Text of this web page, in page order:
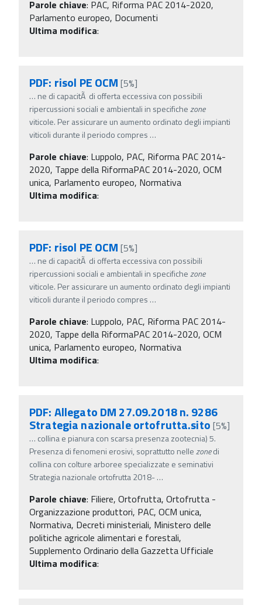
Parole chiave: PAC, Riforma PAC 2014-2020,
Parlamento europeo, Documenti
Ultima modifica:
PDF: risol PE OCM [5%]
… ne di capacitÃ di offerta eccessiva con possibili
ripercussioni sociali e ambientali in specifichezone
viticole. Per assicurare un aumento ordinato degli impianti
viticoli durante il periodo compres …
Parole chiave: Luppolo, PAC, Riforma PAC 2014-
2020, Tappe della RiformaPAC 2014-2020, OCM
unica, Parlamento europeo, Normativa
Ultima modifica:
PDF: risol PE OCM [5%]
… ne di capacitÃ di offerta eccessiva con possibili
ripercussioni sociali e ambientali in specifichezone
viticole. Per assicurare un aumento ordinato degli impianti
viticoli durante il periodo compres …
Parole chiave: Luppolo, PAC, Riforma PAC 2014-
2020, Tappe della RiformaPAC 2014-2020, OCM
unica, Parlamento europeo, Normativa
Ultima modifica:
PDF: Allegato DM 27.09.2018 n. 9286
Strategia nazionale ortofrutta.sito [5%]
… collina e pianura con scarsa presenza zootecnia) 5.
Presenza di fenomeni erosivi, soprattutto nellezonedi
collina con colture arboree specializzate e seminativi
Strategia nazionale ortofrutta 2018-…
Parole chiave: Filiere, Ortofrutta, Ortofrutta -
Organizzazione produttori, PAC, OCM unica,
Normativa, Decreti ministeriali, Ministero delle
politiche agricole alimentari e forestali,
Supplemento Ordinario della Gazzetta Ufficiale
Ultima modifica: